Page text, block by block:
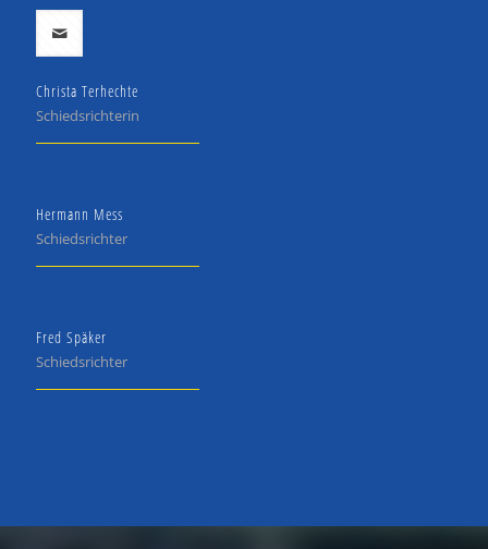
Christa Terhechte
Schiedsrichterin
Hermann Mess
Schiedsrichter
Fred Späker
Schiedsrichter